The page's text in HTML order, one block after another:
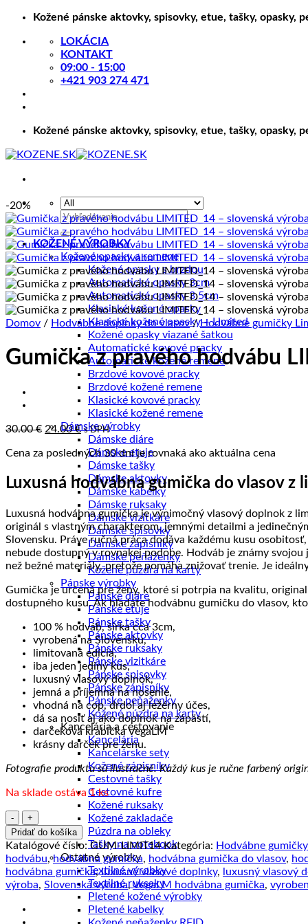
Skip
content
Kožené pánske aktovky, spisovky, etue, tašky, opasky,
LOKÁCIA
KONTAKT
09:00 - 15:00
+421 903 274 471
Kožené pánske aktovky, spisovky, etue, tašky, opasky,
Hľadať:
KOŽENÉ VÝROBKY
Kožené opasky a remene
Kožené opasky s brzdou
Automatické opasky 3cm
Automatické opasky 3.5cm
Klasické kožené opasky
Klasické kožené opasky – Limited
Kožené opasky viazané šatkou
Automatické kovové pracky
Automatické kožené remene
Brzdové kovové pracky
Brzdové kožené remene
Klasické kovové pracky
Klasické kožené remene
Dámske výrobky
Dámske diáre
Dámske etuje
Dámske tašky
Dámske aktovky
Dámske kabelky
Dámske ruksaky
Dámske vizitkáre
Dámske spisovky
Dámske zápisníky
Dámske peňaženky
Kožené púzdra na karty
Pánske výrobky
Pánske diáre
Pánske etuje
Pánske tašky
Pánske aktovky
Pánske ruksaky
Pánske vizitkáre
Pánske spisovky
Pánske zápisníky
Pánske peňaženky
Kožené púzdra na karty
Kancelária a cestovanie
Kancelária
Kancelárske sety
Kožené zápisníky
Cestovné tašky
Cestovné kufre
Kožené ruksaky
Kožené zakladače
Púzdra na obleky
Tašky na notebook
Ostatné výrobky
Textilné výrobky
Textilné ruksaky
Pletené kožené výrobky
Pletené kabelky
-20%
Domov / Hodvábne doplnky do vlasov / Hodvábne gumičky
Gumička z pravého hodvábu
30.00€ Pôvodná
bola:
30.00 €.
24.00€Aktuálna
cena
je:
24.00 €.
s DPH
Cena za posledných 30 dní je rovnaká ako aktuálna cena
Luxusná hodvábna gumička do vlasov z
Luxusná hodvábna gumička je výnimočný vlasový doplnok z
originál s vlastným charakterom, jemnými detailmi a
Slovensku. Práve ručná práca dodáva každému kusu
nebude dostupný v rovnakej podobe. Hodváb je známy
než bežné materiály, pretože pomáha znižovať trenie. Je
Gumička je určená pre ženy, ktoré si potrpia na kvalitu,
dostupného kusu. Ak hľadáte hodvábnu gumičku do vlasov,
100 % hodváb, šírka cca 3cm,
vyrobená na Slovensku,
limitovaná edícia,
iba jeden jediný kus,
luxusný vlasový doplnok,
jemná a príjemná na nosenie,
vhodná na cop, drdol aj ležérny účes,
dá sa nosiť aj ako doplnok na zápästí,
darčeková krabička VegaLM
krásny darček pre ženu.
Fotografie produktu sú ilustračné. Každý kus je ručne farbený
Na sklade ostáva 1 ks
množstvo
Gumička
z
pravého
hodvábu
LIMITED_14
slovenská
výroba
Pridať do košíka
Katalógové číslo: GUM-LIMIT14 Kategória: Hodvábne
hodvábu,hodvábna gumička, hodvábna gumička do vlasov,
hodvábna gumička,luxusné vlasové doplnky, luxusný vlasový
výroba, Slovenská výroba,VegaLM hodvábna gumička,